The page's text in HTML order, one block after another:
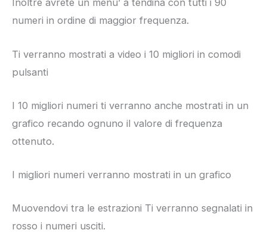
Inoltre avrete un menu’ a tendina con tutti i 90
numeri in ordine di maggior frequenza.
Ti verranno mostrati a video i 10 migliori in comodi
pulsanti
I 10 migliori numeri ti verranno anche mostrati in un
grafico recando ognuno il valore di frequenza
ottenuto.
I migliori numeri verranno mostrati in un grafico
Muovendovi tra le estrazioni Ti verranno segnalati in
rosso i numeri usciti.